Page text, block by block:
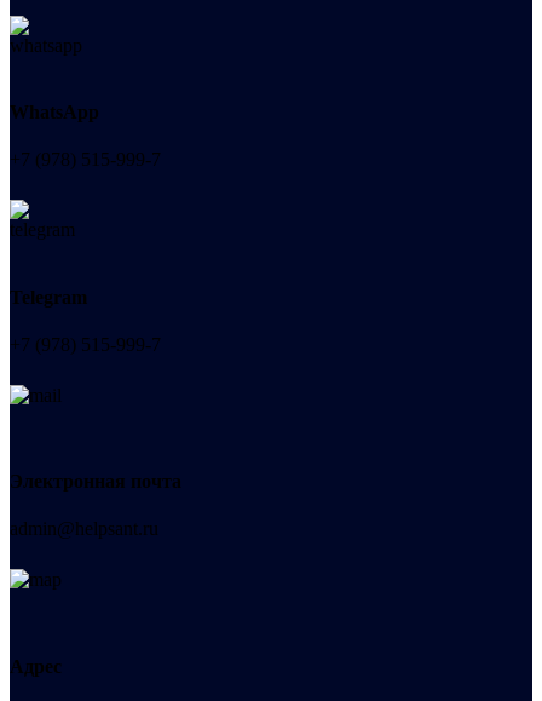
WhatsApp
+7 (978) 515-999-7
Telegram
+7 (978) 515-999-7
Электронная почта
admin@helpsant.ru
Адрес